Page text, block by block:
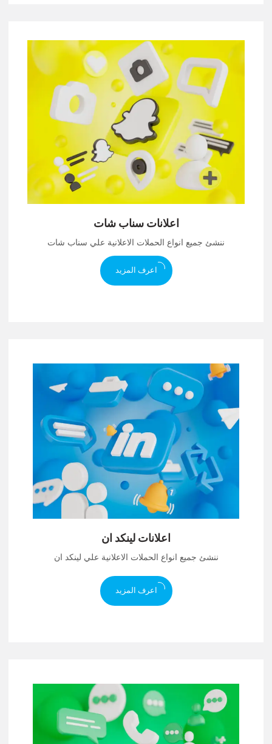
اعلانات سناب شات
ننشئ جميع انواع الحملات الاعلانية علي سناب شات
اعرف المزيد
اعلانات لينكد ان
ننشئ جميع انواع الحملات الاعلانية علي لينكد ان
اعرف المزيد